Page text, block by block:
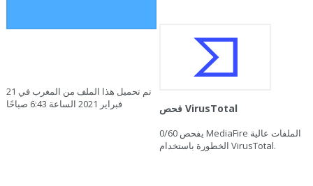
تم تحميل هذا الملف من المغرب في 21
فبراير 2021 الساعة 6:43 صباحًا
فحص VirusTotal
0/60
الخطورة باستخدام VirusTotal.